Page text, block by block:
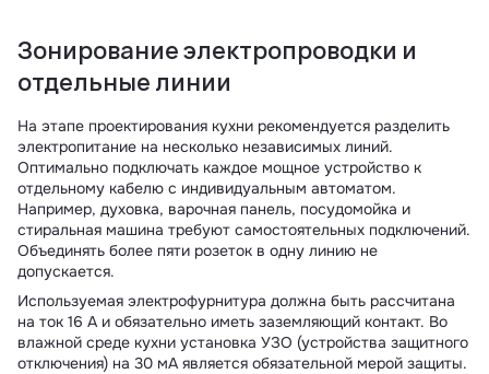
Зонирование электропроводки и
отдельные линии
На этапе проектирования кухни рекомендуется разделить
электропитание на несколько независимых линий.
Оптимально подключать каждое мощное устройство к
отдельному кабелю с индивидуальным автоматом.
Например, духовка, варочная панель, посудомойка и
стиральная машина требуют самостоятельных подключений.
Объединять более пяти розеток в одну линию не
допускается.
Используемая электрофурнитура должна быть рассчитана
на ток 16 А и обязательно иметь заземляющий контакт. Во
влажной среде кухни установка УЗО (устройства защитного
отключения) на 30 мА является обязательной мерой защиты.